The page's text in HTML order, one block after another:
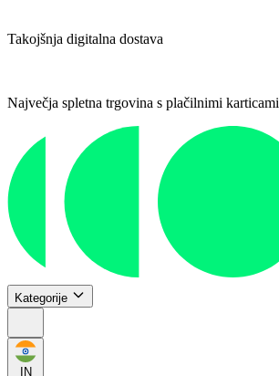
Takojšnja digitalna dostava
Največja spletna trgovina s plačilnimi karticami
Kategorije
IN